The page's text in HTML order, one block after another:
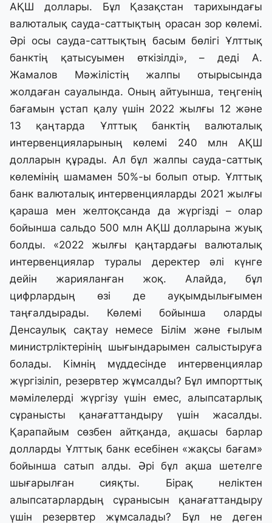
АҚШ доллары. Бұл Қазақстан тарихындағы
валюталық сауда-саттықтың орасан зор көлемі.
Әрі осы сауда-саттықтың басым бөлігі Ұлттық
банктің қатысуымен өткізілді», – деді А.
Жамалов Мәжілістің жалпы отырысында
жолдаған сауалында. Оның айтуынша, теңгенің
бағамын ұстап қалу үшін 2022 жылғы 12 және
13 қаңтарда Ұлттық банктің валюталық
интервенцияларының көлемі 240 млн АҚШ
долларын құрады. Ал бұл жалпы сауда-саттық
көлемінің шамамен 50%-ы болып отыр. Ұлттық
банк валюталық интервенцияларды 2021 жылғы
қараша мен желтоқсанда да жүргізді – олар
бойынша сальдо 500 млн АҚШ долларына жуық
болды. «2022 жылғы қаңтардағы валюталық
интервенциялар туралы деректер әлі күнге
дейін жарияланған жоқ. Алайда, бұл
цифрлардың өзі де ауқымдылығымен
таңғалдырады. Көлемі бойынша оларды
Денсаулық сақтау немесе Білім және ғылым
министрліктерінің шығындарымен салыстыруға
болады. Кімнің мүддесінде интервенциялар
жүргізіліп, резервтер жұмсалды? Бұл импорттық
мәмілелерді жүргізу үшін емес, алыпсатарлық
сұранысты қанағаттандыру үшін жасалды.
Қарапайым сөзбен айтқанда, ақшасы барлар
долларды Ұлттық банк есебінен «жақсы бағам»
бойынша сатып алды. Әрі бұл ақша шетелге
шығарылған сияқты. Бірақ неліктен
алыпсатарлардың сұранысын қанағаттандыру
үшін резервтер жұмсалады? Бұл не деген